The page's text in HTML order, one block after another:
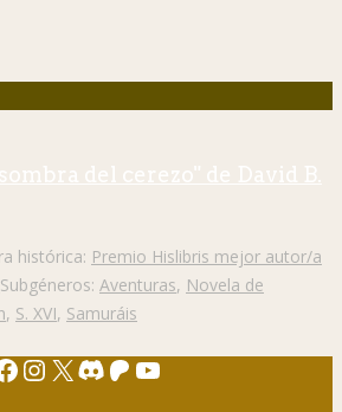
del cerezo" de David B.
histórica: Premio Hislibris mejor autor/a
Subgéneros: Aventuras, Novela de
, S. XVI, Samuráis
Instagram
X Discord
Patreon
YouTube